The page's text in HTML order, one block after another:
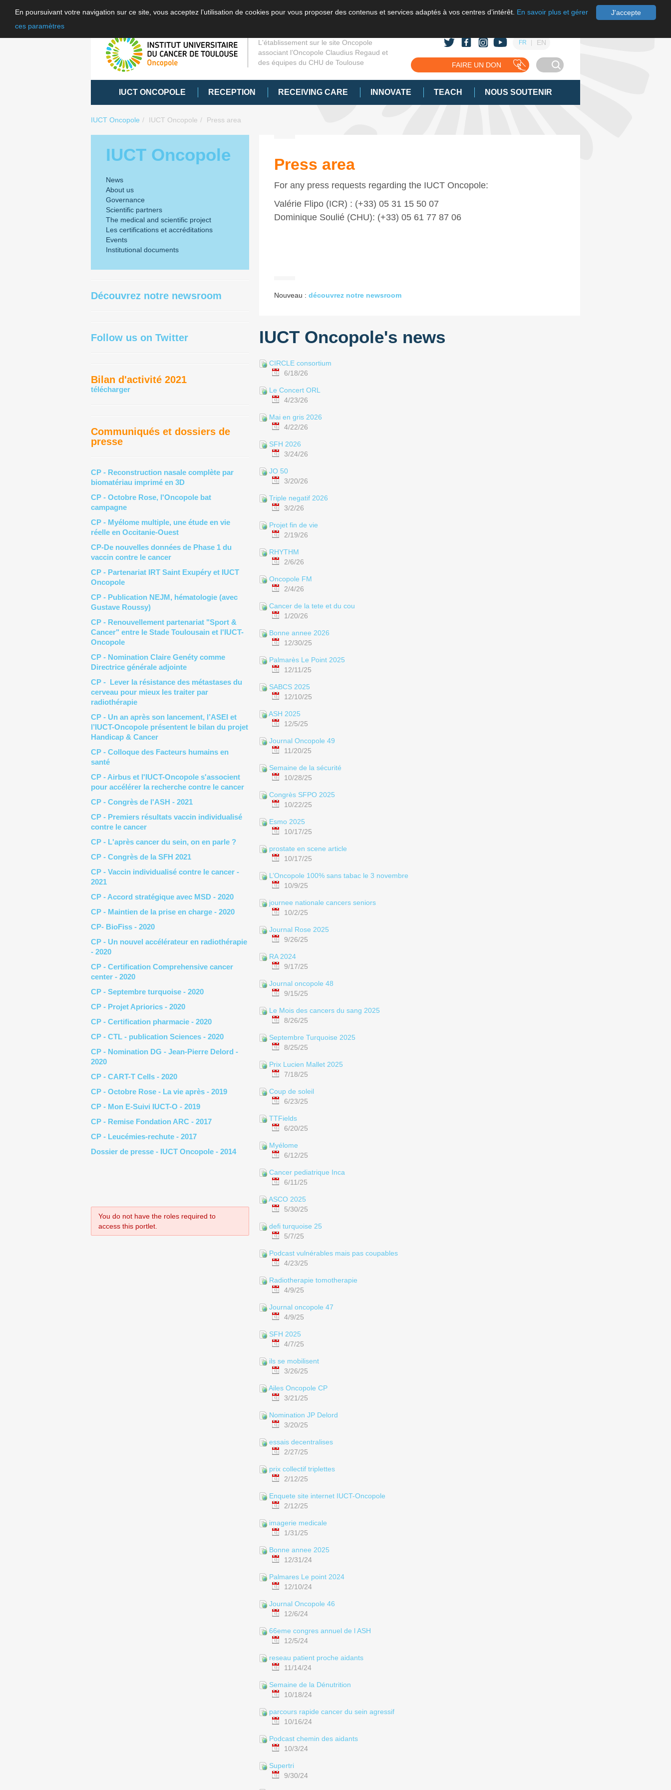
J'accepte
En poursuivant votre navigation sur ce site, vous acceptez l’utilisation de cookies pour vous proposer des contenus et services adaptés à vos centres d’intérêt. En savoir plus et gérer
ces paramètres
L'établissement sur le site Oncopole
associant l’Oncopole Claudius Regaud et
des équipes du CHU de Toulouse
FR EN
FAIRE UN DON
IUCT ONCOPOLE RECEPTION RECEIVING CARE INNOVATE TEACH NOUS SOUTENIR
IUCT Oncopole IUCT Oncopole Press area
IUCT Oncopole
News
About us
Governance
Scientific partners
The medical and scientific project
Les certifications et accréditations
Events
Institutional documents
Découvrez notre newsroom
Follow us on Twitter
Bilan d'activité 2021
télécharger
Communiqués et dossiers de
presse
CP - Reconstruction nasale complète par
biomatériau imprimé en 3D
CP - Octobre Rose, l'Oncopole bat
campagne
CP - Myélome multiple, une étude en vie
réelle en Occitanie-Ouest
CP-De nouvelles données de Phase 1 du
vaccin contre le cancer
CP - Partenariat IRT Saint Exupéry et IUCT
Oncopole
CP - Publication NEJM, hématologie (avec
Gustave Roussy)
CP - Renouvellement partenariat "Sport &
Cancer" entre le Stade Toulousain et l'IUCT-
Oncopole
CP - Nomination Claire Genéty comme
Directrice générale adjointe
CP - Lever la résistance des métastases du
cerveau pour mieux les traiter par
radiothérapie
CP - Un an après son lancement, l’ASEI et
l’IUCT-Oncopole présentent le bilan du projet
Handicap & Cancer
CP - Colloque des Facteurs humains en
santé
CP - Airbus et l'IUCT-Oncopole s'associent
pour accélérer la recherche contre le cancer
CP - Congrès de l'ASH - 2021
CP - Premiers résultats vaccin individualisé
contre le cancer
CP - L'après cancer du sein, on en parle ?
CP - Congrès de la SFH 2021
CP - Vaccin individualisé contre le cancer -
2021
CP - Accord stratégique avec MSD - 2020
CP - Maintien de la prise en charge - 2020
CP- BioFiss - 2020
CP - Un nouvel accélérateur en radiothérapie
- 2020
CP - Certification Comprehensive cancer
center - 2020
CP - Septembre turquoise - 2020
CP - Projet Apriorics - 2020
CP - Certification pharmacie - 2020
CP - CTL - publication Sciences - 2020
CP - Nomination DG - Jean-Pierre Delord -
2020
CP - CART-T Cells - 2020
CP - Octobre Rose - La vie après - 2019
CP - Mon E-Suivi IUCT-O - 2019
CP - Remise Fondation ARC - 2017
CP - Leucémies-rechute - 2017
Dossier de presse - IUCT Oncopole - 2014
You do not have the roles required to
access this portlet.
Press area
For any press requests regarding the IUCT Oncopole:
Valérie Flipo (ICR) : (+33) 05 31 15 50 07
Dominique Soulié (CHU): (+33) 05 61 77 87 06
Nouveau : découvrez notre newsroom
IUCT Oncopole's news
CIRCLE consortium
6/18/26
Le Concert ORL
4/23/26
Mai en gris 2026
4/22/26
SFH 2026
3/24/26
JO 50
3/20/26
Triple negatif 2026
3/2/26
Projet fin de vie
2/19/26
RHYTHM
2/6/26
Oncopole FM
2/4/26
Cancer de la tete et du cou
1/20/26
Bonne annee 2026
12/30/25
Palmarès Le Point 2025
12/11/25
SABCS 2025
12/10/25
ASH 2025
12/5/25
Journal Oncopole 49
11/20/25
Semaine de la sécurité
10/28/25
Congrès SFPO 2025
10/22/25
Esmo 2025
10/17/25
prostate en scene article
10/17/25
L’Oncopole 100% sans tabac le 3 novembre
10/9/25
journee nationale cancers seniors
10/2/25
Journal Rose 2025
9/26/25
RA 2024
9/17/25
Journal oncopole 48
9/15/25
Le Mois des cancers du sang 2025
8/26/25
Septembre Turquoise 2025
8/25/25
Prix Lucien Mallet 2025
7/18/25
Coup de soleil
6/23/25
TTFields
6/20/25
Myélome
6/12/25
Cancer pediatrique Inca
6/11/25
ASCO 2025
5/30/25
defi turquoise 25
5/7/25
Podcast vulnérables mais pas coupables
4/23/25
Radiotherapie tomotherapie
4/9/25
Journal oncopole 47
4/9/25
SFH 2025
4/7/25
ils se mobilisent
3/26/25
Ailes Oncopole CP
3/21/25
Nomination JP Delord
3/20/25
essais decentralises
2/27/25
prix collectif triplettes
2/12/25
Enquete site internet IUCT-Oncopole
2/12/25
imagerie medicale
1/31/25
Bonne annee 2025
12/31/24
Palmares Le point 2024
12/10/24
Journal Oncopole 46
12/6/24
66eme congres annuel de l ASH
12/5/24
reseau patient proche aidants
11/14/24
Semaine de la Dénutrition
10/18/24
parcours rapide cancer du sein agressif
10/16/24
Podcast chemin des aidants
10/3/24
Supertri
9/30/24